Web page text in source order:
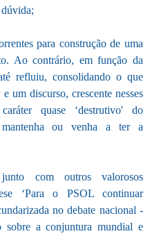
para construção de uma
Ao contrário, em função da
refluiu, consolidando o que
um discurso, crescente nesses
quase ‘destrutivo' do
mantenha ou venha a ter a
com outros valorosos
‘Para o PSOL continuar
no debate nacional -
a conjuntura mundial e